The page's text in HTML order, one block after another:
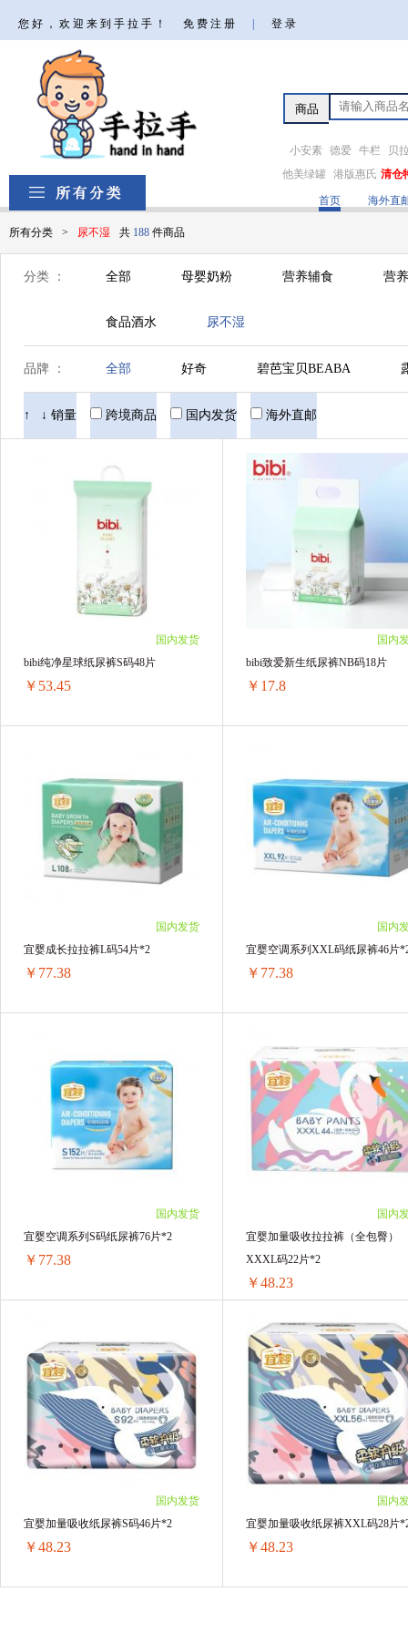
您好，欢迎来到手拉手！ 免费注册 登录
小安素 德爱 牛栏
贝
他美绿罐 港版惠氏 清仓
首页 海外直
所有分类 > 尿不湿 共 188 件商品
分类 ： 全部 母婴奶粉 营养辅食 营
食品酒水 尿不湿
品牌 ： 全部 好奇 碧芭宝贝BEABA
bebebus bibi
↑ ↓ 销量 跨境商品 国内发货 海外直邮
国内发货
bibi纯净星球纸尿裤S码48片
￥53.45
bibi纯净星球纸尿裤S码48片
2包 ￥107.94(￥53.97/单包)
4包 ￥213.8(￥53.45/单包)
国内
bibi致爱新生纸尿裤NB码18片
￥17.8
bibi致爱新生纸尿裤NB码18片
6包 ￥108.06(￥18.01/单包)
12包 ￥213.6(￥17.8/单包)
国内发货
宜婴成长拉拉裤L码54片*2
￥77.38
宜婴成长拉拉裤L码54片*2
1箱 ￥77.38(￥77.38/单箱)
2箱 ￥154.76(￥77.38/单箱)
3箱 ￥232.14(￥77.38/单箱)
4箱 ￥309.52(￥77.38/单箱)
国内
宜婴空调系列XXL码纸尿裤46片
￥77.38
宜婴空调系列XXL码纸尿裤46片
1箱 ￥77.38(￥77.38/单箱)
2箱 ￥154.76(￥77.38/单箱)
3箱 ￥232.14(￥77.38/单箱)
4箱 ￥309.52(￥77.38/单箱)
国内发货
宜婴空调系列S码纸尿裤76片*2
￥77.38
宜婴空调系列S码纸尿裤76片*2
1箱 ￥77.38(￥77.38/单箱)
2箱 ￥154.76(￥77.38/单箱)
3箱 ￥232.14(￥77.38/单箱)
4箱 ￥309.52(￥77.38/单箱)
国内
宜婴加量吸收拉拉裤（全包臀）
XXXL码22片*2
￥48.23
宜婴
1箱 ￥48.23(￥48.23/单箱)
2箱 ￥96.46(￥48.23/单箱)
3箱 ￥144.69(￥48.23/单箱)
4箱 ￥192.92(￥48.23/单箱)
国内发货
宜婴加量吸收纸尿裤S码46片*2
￥48.23
国内
宜婴加量吸收纸尿裤XXL码28片
￥48.23